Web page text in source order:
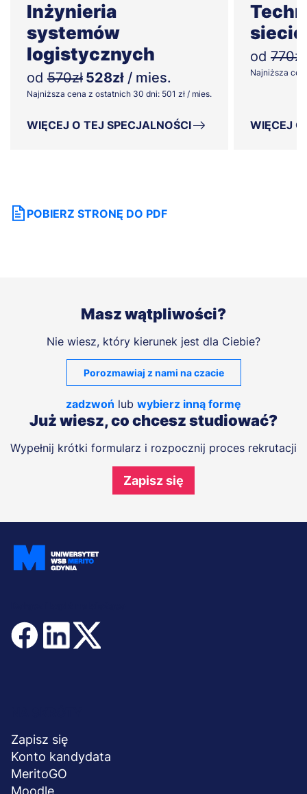
Inżynieria
systemów
logistycznych
od 570zł 528zł / mies.
Najniższa cena z ostatnich 30 dni: 501 zł / mies.
WIĘCEJ O TEJ SPECJALNOŚCI
od 770zł
Najniższa
WIĘCEJ
POBIERZ STRONĘ DO PDF
Masz wątpliwości?
Nie wiesz, który kierunek jest dla Ciebie?
Porozmawiaj z nami na czacie
zadzwoń lub wybierz inną formę
Już wiesz, co chcesz studiować?
Wypełnij krótki formularz i rozpocznij proces rekrutacji
Zapisz się
stopka
Zapisz się
Konto kandydata
MeritoGO
Moodle